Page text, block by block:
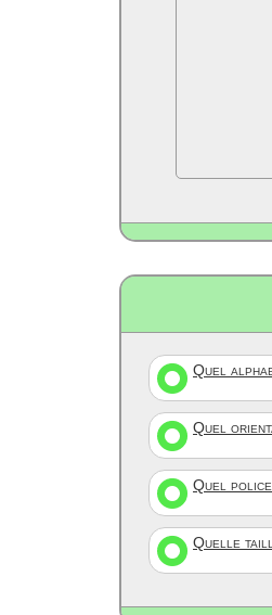
Quel
Quel
Quel
Quelle